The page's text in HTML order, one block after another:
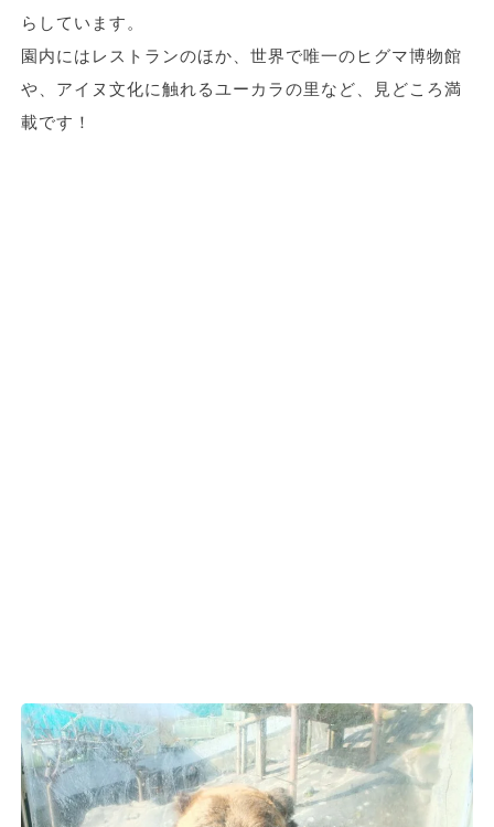
らしています。
園内にはレストランのほか、世界で唯一のヒグマ博物館
や、アイヌ文化に触れるユーカラの里など、見どころ満
載です！